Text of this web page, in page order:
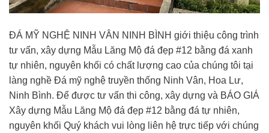
ĐÁ MỸ NGHỆ NINH VÂN NINH BÌNH giới thiệu công trình
tư vấn, xây dựng Mẫu Lăng Mộ đá đẹp #12 bằng đá xanh
tự nhiên, nguyên khối có chất lượng cao của chúng tôi tại
làng nghề Đá mỹ nghệ truyền thống Ninh Vân, Hoa Lư,
Ninh Bình. Để được tư vấn thi công, xây dựng và BÁO GIÁ
Xây dựng Mẫu Lăng Mộ đá đẹp #12 bằng đá tự nhiên,
nguyên khối Quý khách vui lòng liên hệ trực tiếp với chúng